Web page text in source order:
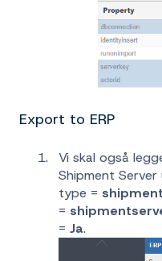
Export to ERP
Vi skal også
Shipment Server
type =
=
= Ja.